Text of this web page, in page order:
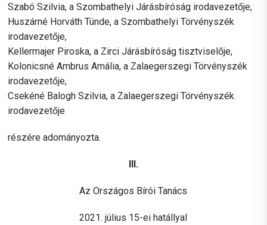
Szabó Szilvia, a Szombathelyi Járásbíróság irodavezetője,
Huszárné Horváth Tünde, a Szombathelyi Törvényszék
irodavezetője,
Kellermajer Piroska, a Zirci Járásbíróság tisztviselője,
Kolonicsné Ambrus Amália, a Zalaegerszegi Törvényszék
irodavezetője,
Csekéné Balogh Szilvia, a Zalaegerszegi Törvényszék
irodavezetője
részére adományozta.
III.
Az Országos Bírói Tanács
2021. július 15-ei hatállyal